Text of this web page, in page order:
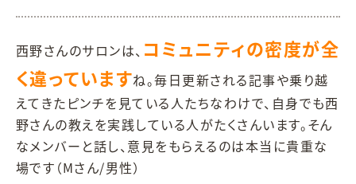
西野さんのサロンは、 コミュニティの密度が全
く違っていますね。毎日更新される記事や乗り越
えてきたピンチを見ている人たちなわけで、自身でも西
野さんの教えを実践している人がたくさんいます。そん
なメンバーと話し、意見をもらえるのは本当に貴重な
場です（Mさん/男性）